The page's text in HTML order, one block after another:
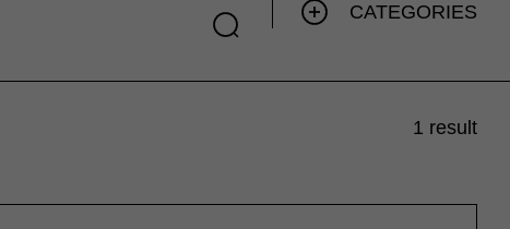
CATEGORIES
1 result